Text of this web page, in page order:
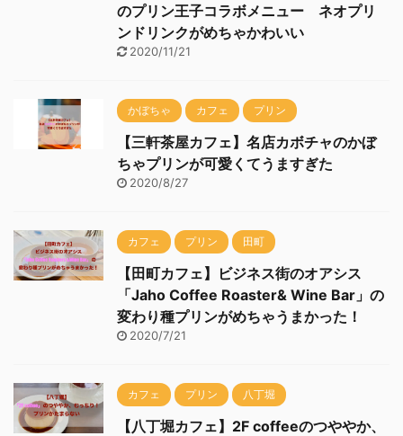
のプリン王子コラボメニュー ネオプリ
ンドリンクがめちゃかわいい
2020/11/21
かぼちゃ カフェ プリン
【三軒茶屋カフェ】名店カボチャのかぼ
ちゃプリンが可愛くてうますぎた
2020/8/27
カフェ プリン 田町
【田町カフェ】ビジネス街のオアシス
「Jaho Coffee Roaster& Wine Bar」の
変わり種プリンがめちゃうまかった！
2020/7/21
カフェ プリン 八丁堀
【八丁堀カフェ】2F coffeeのつややか、